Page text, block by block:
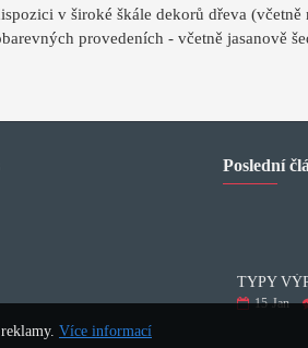
v široké škále dekorů dřeva
provedeních - včetně jasanově
Poslední
TYPY
15 Jan
Více informací